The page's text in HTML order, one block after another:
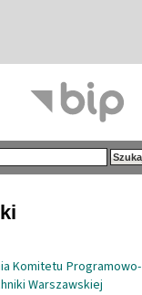
Komitetu Programowo-
Warszawskiej